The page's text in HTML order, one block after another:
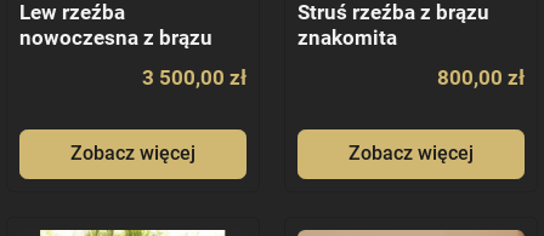
Lew rzeźba
nowoczesna z brązu
3 500,00 zł
Zobacz więcej
Struś rzeźba z brązu
znakomita
800,00 zł
Zobacz więcej